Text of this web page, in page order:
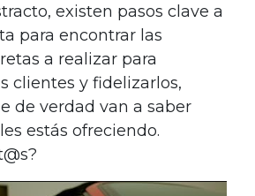
existen pasos clave a
para encontrar las
a realizar para
clientes y fidelizarlos,
de verdad van a saber
estás ofreciendo.